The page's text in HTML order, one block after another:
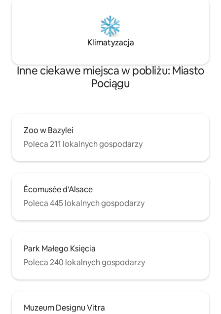
Klimatyzacja
Inne ciekawe miejsca w pobliżu: Miasto
Pociągu
Zoo w Bazylei
Poleca 211 lokalnych gospodarzy
Écomusée d'Alsace
Poleca 445 lokalnych gospodarzy
Park Małego Księcia
Poleca 240 lokalnych gospodarzy
Muzeum Designu Vitra